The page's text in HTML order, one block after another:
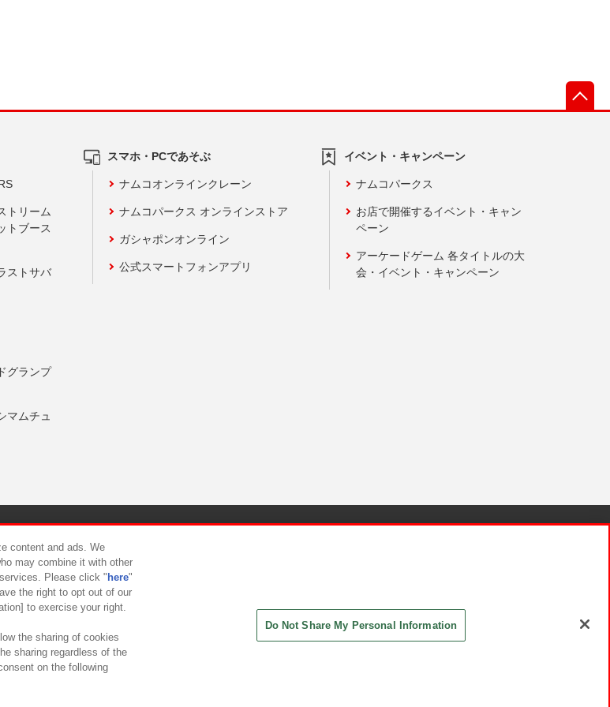
トリーム
トブース
ストサバ
グランプ
マムチュ
スマホ・PCであそぶ
ナムコオンラインクレーン
ナムコパークス オンラインストア
ガシャポンオンライン
公式スマートフォンアプリ
イベント・キャンペーン
ナムコパークス
お店で開催するイベント・キャン
ペーン
アーケードゲーム 各タイトルの大
会・イベント・キャンペーン
マーハラスメント対応方針
content and ads. We
may combine it with other
Please click " here"
the right to opt out of our
to exercise your right.
the sharing of cookies
sharing regardless of the
on the following
Do Not Share My Personal Information